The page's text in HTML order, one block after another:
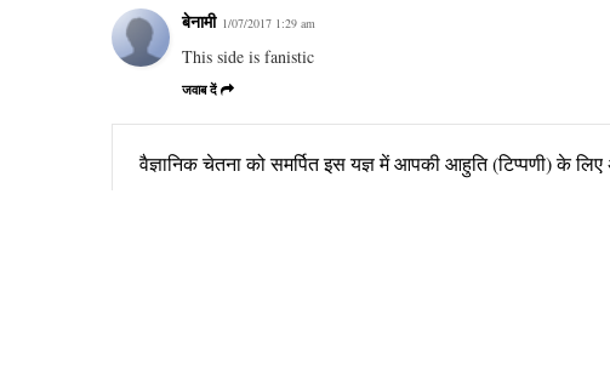
बेनामी 1/07/2017 1:29 am
This side is fanistic
जवाब दें
वैज्ञानिक चेतना को समर्पित इस यज्ञ में आपकी आहुति (टिप्पणी) के